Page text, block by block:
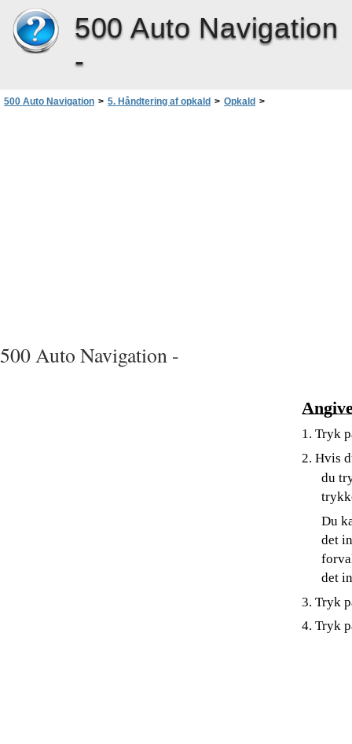
500 Auto Navigation
-
500 Auto Navigation > 5. Håndtering af opkald > Opkald >
500 Auto Navigation -
1. Tryk
2. Hvis
du
Du
det
det
3. Tryk
4. Tryk